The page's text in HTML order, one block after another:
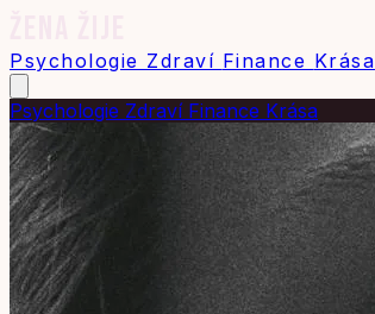
Psychologie Zdraví Finance Krása
Psychologie Zdraví Finance Krása